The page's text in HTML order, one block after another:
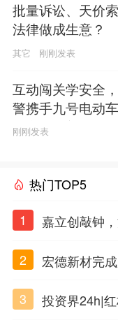
批量诉讼、天价
法律做成生意？
其它 刚刚发表
互动闯关学安全
警携手九号电动
通安全科普活动
刚刚发表
热门TOP5
1 嘉立创敲钟
2
宏德新材完
3
投资界24h|